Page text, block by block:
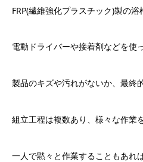
FRP(繊維強化プラスチック)製の浴
電動ドライバーや接着剤などを使
製品のキズや汚れがないか、最終
組立工程は複数あり、様々な作業
一人で黙々と作業することもあれ